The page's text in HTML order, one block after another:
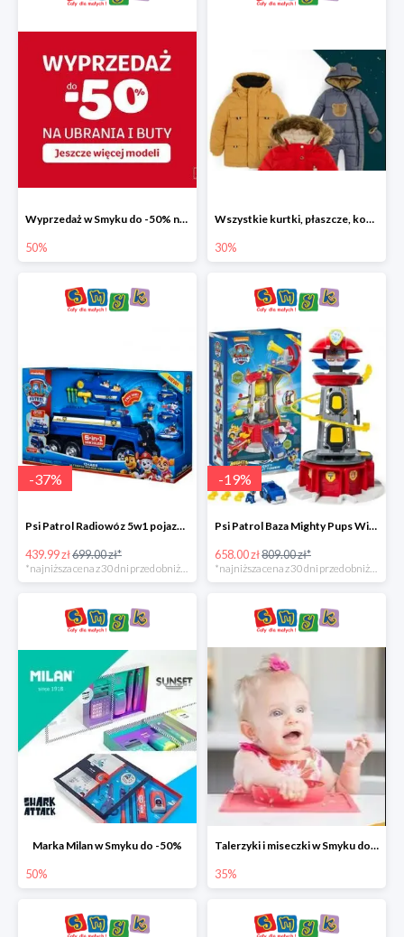
Wyprzedaż w Smyku do -50% na ubrania i buty
50%
Wszystkie kurtki, płaszcze, kombinezony i spodnie narciarskie -30%
30%
-37%
Psi Patrol Radiowóz 5w1 pojazd ratunkowy z figurką Chase'a -37%
439.99 zł699.00 zł*
-19%
Psi Patrol Baza Mighty Pups Wieża obserwacyjna+pojazd z figurką -19%
658.00 zł809.00 zł*
Marka Milan w Smyku do -50%
50%
Talerzyki i miseczki w Smyku do -35%
35%